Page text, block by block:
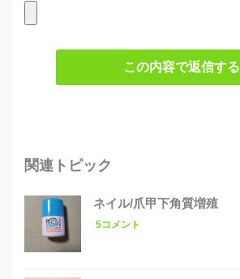
この内容で返信する
関連トピック
ネイル/爪甲下角質増殖
5コメント